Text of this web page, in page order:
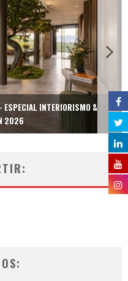
ESPECIAL INTERIORISMO &
2026